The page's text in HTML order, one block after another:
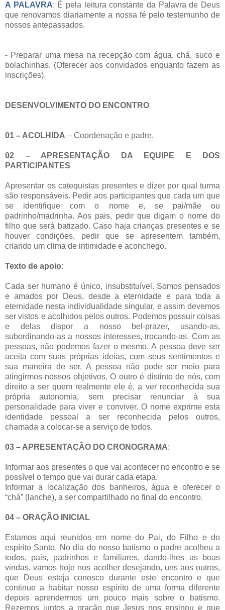
A PALAVRA: É pela leitura constante da Palavra de Deus
que renovamos diariamente a nossa fé pelo testemunho de
nossos antepassados.
- Preparar uma mesa na recepção com água, chá, suco e
bolachinhas. (Oferecer aos convidados enquanto fazem as
inscrições).
DESENVOLVIMENTO DO ENCONTRO
01 – ACOLHIDA – Coordenação e padre.
02 – APRESENTAÇÃO DA EQUIPE E DOS
PARTICIPANTES
Apresentar os catequistas presentes e dizer por qual turma
são responsáveis. Pedir aos participantes que cada um que
se identifique com o nome e, se pai/mãe ou
padrinho/madrinha. Aos pais, pedir que digam o nome do
filho que será batizado. Caso haja crianças presentes e se
houver condições, pedir que se apresentem também,
criando um clima de intimidade e aconchego.
Texto de apoio:
Cada ser humano é único, insubstituível. Somos pensados
e amados por Deus, desde a eternidade e para toda a
eternidade nesta individualidade singular, e assim devemos
ser vistos e acolhidos pelos outros. Podemos possuir coisas
e delas dispor a nosso bel-prazer, usando-as,
subordinando-as a nossos interesses, trocando-as. Com as
pessoas, não podemos fazer o mesmo. A pessoa deve ser
aceita com suas próprias ideias, com seus sentimentos e
sua maneira de ser. A pessoa não pode ser meio para
atingirmos nossos objetivos. O outro é distinto de nós, com
direito a ser quem realmente ele é, a ver reconhecida sua
própria autonomia, sem precisar renunciar à sua
personalidade para viver e conviver. O nome exprime esta
identidade pessoal a ser reconhecida pelos outros,
chamada a colocar-se a serviço de todos.
03 – APRESENTAÇÃO DO CRONOGRAMA:
Informar aos presentes o que vai acontecer no encontro e se
possível o tempo que vai durar cada etapa.
Informar a localização dos banheiros, água e oferecer o
“chá” (lanche), a ser compartilhado no final do encontro.
04 – ORAÇÃO INICIAL
Estamos aqui reunidos em nome do Pai, do Filho e do
espírito Santo. No dia do nosso batismo o padre acolheu a
todos, pais, padrinhos e familiares, dando-lhes as boas
vindas, vamos hoje nos acolher desejando, uns aos outros,
que Deus esteja conosco durante este encontro e que
continue a habitar nosso espírito de uma forma diferente
depois aprendermos um pouco mais sobre o batismo.
Rezemos juntos a oração que Jesus nos ensinou e que